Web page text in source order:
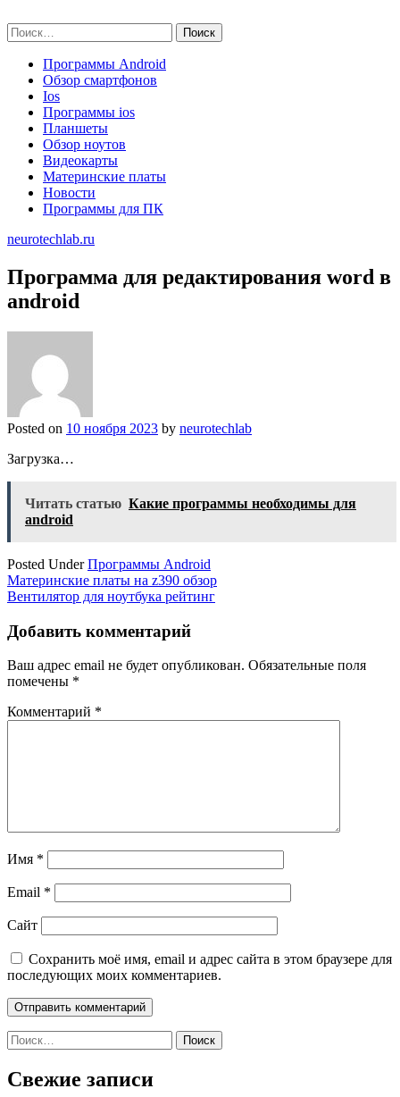
to
content
Найти:
Программы Android
Обзор смартфонов
Ios
Программы ios
Планшеты
Обзор ноутов
Видеокарты
Материнские платы
Новости
Программы для ПК
neurotechlab.ru
Программа для редактирования word в
android
Posted on 10 ноября 2023 by neurotechlab
Загрузка…
Читать статью Какие программы необходимы для
android
Posted UnderПрограммы Android
Навигация
по
записям
Материнские платы на z390 обзор
Вентилятор для ноутбука рейтинг
Добавить комментарий
Ваш адрес email не будет опубликован. Обязательные поля
помечены *
Комментарий *
Имя *
Email *
Сайт
Сохранить моё имя, email и адрес сайта в этом браузере для
последующих моих комментариев.
Найти:
Свежие записи